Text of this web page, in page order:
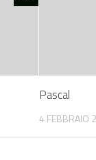
Pascal
4 FEBBRAIO